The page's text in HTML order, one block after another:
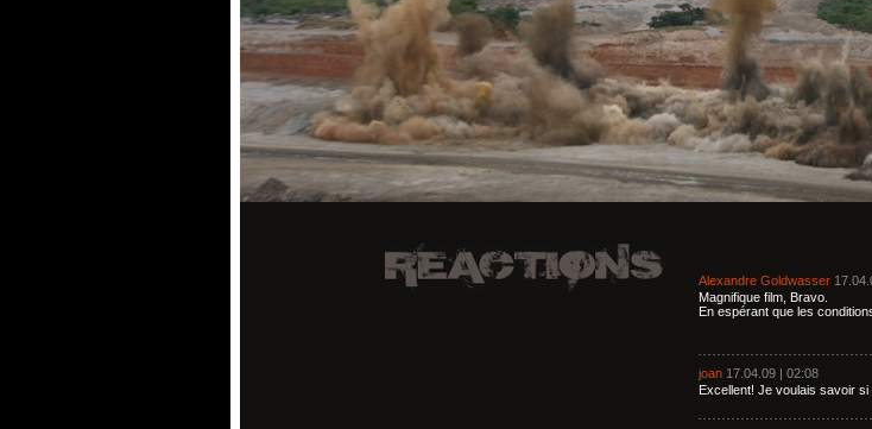
Alexandre Goldwasser
Magnifique film, Bravo.
En espérant que les
joan 17.04.09 | 02:08
Excellent! Je voulais savoir